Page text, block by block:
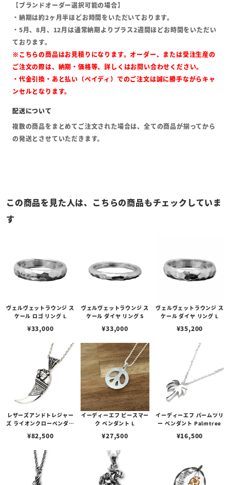
【ブランドオーダー選択可能の場合】
・納期は約2ヶ月半ほどお時間をいただいております。
・5月、8月、12月は通常納期よりプラス2週間ほどお時間をいただい
ております。
※こちらの商品はお見積りになります。オーダー、または受注生産の
ご注文の際は、納期・価格等、詳しくはお問い合わせください。
・代金引換・あと払い（ペイディ）でのご注文は誠に勝手ながらキャ
ンセルとなります。
複数の商品をまとめてご注文された場合は、全ての商品が揃ってから
の発送とさせていただきます。
この商品を見た人は、こちらの商品もチェックしていま
す
ヴェルヴェットラウンジ ス
ケール ロゴ リング L
¥33,000
ヴェルヴェットラウンジ ス
ケール ダイヤ リング S
¥33,000
ヴェルヴェットラウンジ ス
ケール ダイヤ リング L
¥35,200
レザーズアンドトレジャー
ズ ライオンクローペンダン
¥82,500
イーディーエフ ピースマー
ク ペンダント L
¥27,500
イーディーエフ パームツリ
ー ペンダント Palmtree
¥16,500